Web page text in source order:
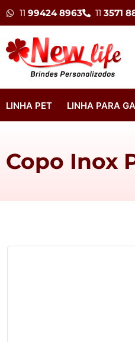
11 99424 8963 11 3571
LINHA PET LINHA PARA
Copo Inox